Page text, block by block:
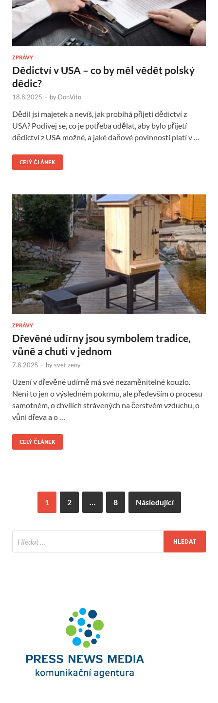
ZPRÁVY
Dědictví v USA – co by měl vědět polský
dědic?
18.8.2025 - by DonVito
Dědil jsi majetek a nevíš, jak probíhá přijetí dědictví z
USA? Podívej se, co je potřeba udělat, aby bylo přijetí
dědictví z USA možné, a jaké daňové povinnosti platí v …
CELÝ ČLÁNEK
ZPRÁVY
Dřevěné udírny jsou symbolem tradice,
vůně a chuti v jednom
7.8.2025 - bysvet zeny
Uzení v dřevěné udírně má své nezaměnitelné kouzlo.
Není to jen o výsledném pokrmu, ale především o procesu
samotném, o chvílích strávených na čerstvém vzduchu, o
vůni dřeva a o …
CELÝ ČLÁNEK
1 2 … 8 Následující